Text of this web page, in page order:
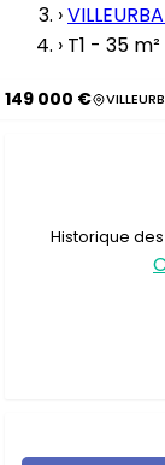
›
› T1 - 35
149 000 €
Historique